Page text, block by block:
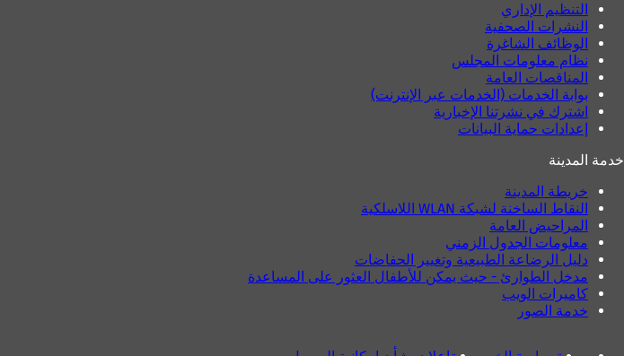
التنظيم الإداري
النشرات الصحفية
الوظائف الشاغرة
نظام معلومات المجلس
المناقصات العامة
بوابة الخدمات (الخدمات عبر الإنترنت)
اشترك في نشرتنا الإخبارية
إعدادات حماية البيانات
خدمة المدينة
خريطة المدينة
النقاط الساخنة لشبكة WLAN اللاسلكية
المراحيض العامة
معلومات الجدول الزمني
دليل الرضاعة الطبيعية وتغيير الحفاضات
مدخل الطوارئ - حيث يمكن للأطفال العثور على المساعدة
كاميرات الويب
خدمة الصور